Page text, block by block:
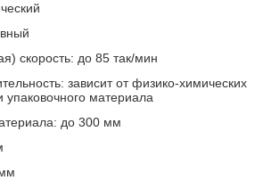
скорость: до 85 так/мин
зависит от физико-химических
упаковочного материала
до 300 мм